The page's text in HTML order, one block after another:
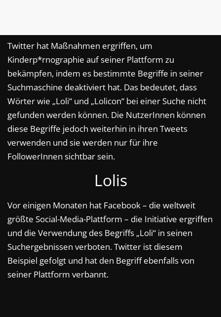
Twitter hat Maßnahmen ergriffen, um
Kinderp*rnographie auf seiner Plattform zu
bekämpfen, indem es bestimmte Begriffe in seiner
Suchmaschine deaktiviert hat. Das bedeutet, dass
Wörter wie „Loli“ und „Lolicon“ bei einer Suche nicht
gefunden werden können. Die NutzerInnen können
diese Begriffe jedoch weiterhin in ihren Tweets
verwenden und sie werden nur für ihre
FollowerInnen sichtbar sein.
Lolis
Vor einigen Monaten hat Facebook – die weltweit
größte Social-Media-Plattform – die Initiative ergriffen
und die Verwendung des Begriffs „Loli“ in seinen
Suchergebnissen verboten. Twitter ist diesem
Beispiel gefolgt und hat den Begriff ebenfalls von
seiner Plattform verbannt.